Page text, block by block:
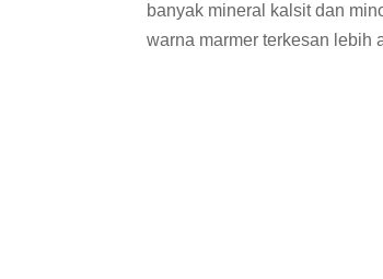
banyak mineral kalsit dan
warna marmer terkesan lebih